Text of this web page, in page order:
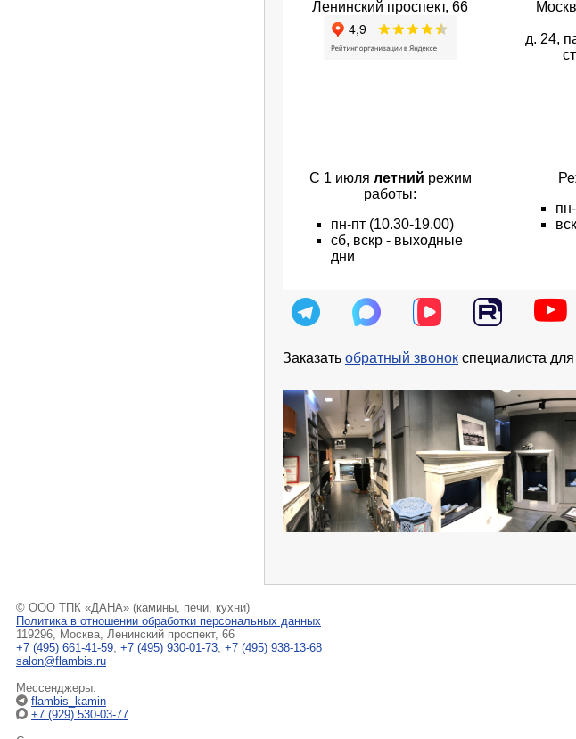
Ленинский проспект, 66
д. 24,
С 1 июля летний режим
работы:
пн-пт (10.30-19.00)
сб, вскр - выходные
дни
пн
Заказать обратный звонок специалиста
© ООО ТПК «ДАНА» (камины, печи, кухни)
Политика в отношении обработки персональных данных
119296, Москва, Ленинский проспект, 66
+7 (495) 661-41-59, +7 (495) 930-01-73, +7 (495) 938-13-68
salon@flambis.ru
Мессенджеры:
flambis_kamin
+7 (929) 530-03-77